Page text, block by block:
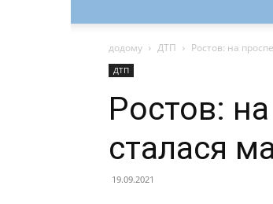
додому ДТП Ростов: на
ДТП
Ростов:
сталася
19.09.2021